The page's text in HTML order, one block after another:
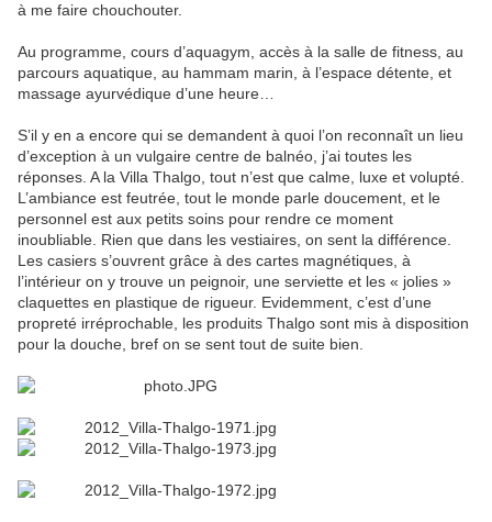
à me faire chouchouter.
Au programme, cours d’aquagym, accès à la salle de fitness, au
parcours aquatique, au hammam marin, à l’espace détente, et
massage ayurvédique d’une heure…
S’il y en a encore qui se demandent à quoi l’on reconnaît un lieu
d’exception à un vulgaire centre de balnéo, j’ai toutes les
réponses. A la Villa Thalgo, tout n’est que calme, luxe et volupté.
L’ambiance est feutrée, tout le monde parle doucement, et le
personnel est aux petits soins pour rendre ce moment
inoubliable. Rien que dans les vestiaires, on sent la différence.
Les casiers s’ouvrent grâce à des cartes magnétiques, à
l’intérieur on y trouve un peignoir, une serviette et les « jolies »
claquettes en plastique de rigueur. Evidemment, c’est d’une
propreté irréprochable, les produits Thalgo sont mis à disposition
pour la douche, bref on se sent tout de suite bien.